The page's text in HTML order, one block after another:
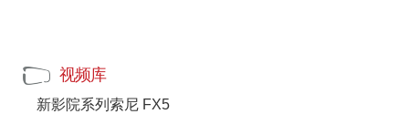
视频库
新影院系列索尼 FX5